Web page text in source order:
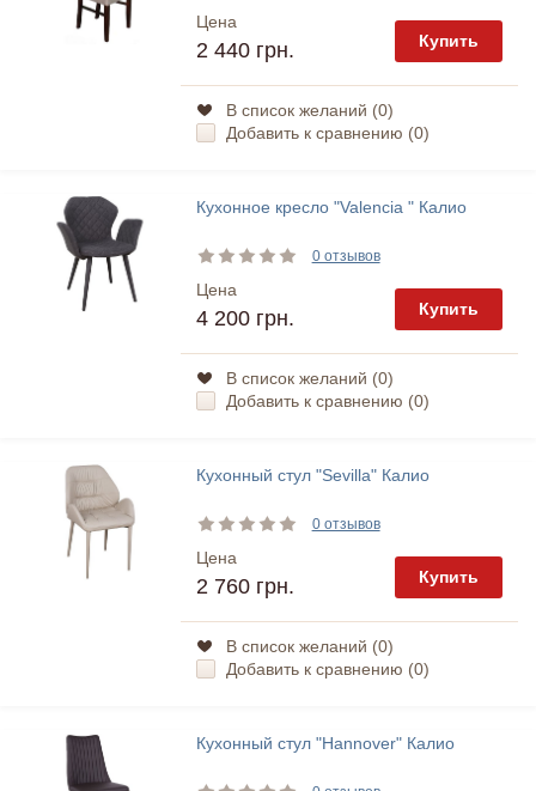
Цена
2 440 грн. Купить
В список желаний (0)
Добавить к сравнению (0)
Кухонное кресло "Valencia " Калио
0 отзывов
Цена
4 200 грн. Купить
В список желаний (0)
Добавить к сравнению (0)
Кухонный стул "Sevilla" Калио
0 отзывов
Цена
2 760 грн. Купить
В список желаний (0)
Добавить к сравнению (0)
Кухонный стул "Hannover" Калио